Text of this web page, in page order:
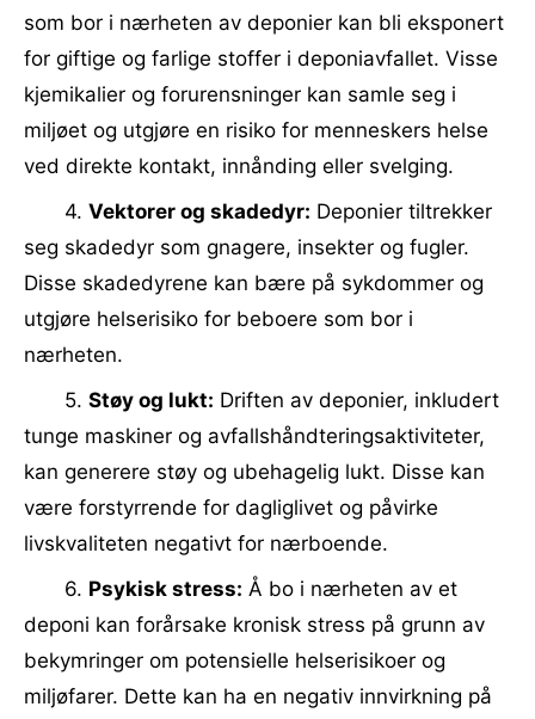
som bor i nærheten av deponier kan bli eksponert
for giftige og farlige stoffer i deponiavfallet. Visse
kjemikalier og forurensninger kan samle seg i
miljøet og utgjøre en risiko for menneskers helse
ved direkte kontakt, innånding eller svelging.
4. Vektorer og skadedyr: Deponier tiltrekker
seg skadedyr som gnagere, insekter og fugler.
Disse skadedyrene kan bære på sykdommer og
utgjøre helserisiko for beboere som bor i
nærheten.
5. Støy og lukt: Driften av deponier, inkludert
tunge maskiner og avfallshåndteringsaktiviteter,
kan generere støy og ubehagelig lukt. Disse kan
være forstyrrende for dagliglivet og påvirke
livskvaliteten negativt for nærboende.
6. Psykisk stress: Å bo i nærheten av et
deponi kan forårsake kronisk stress på grunn av
bekymringer om potensielle helserisikoer og
miljøfarer. Dette kan ha en negativ innvirkning på